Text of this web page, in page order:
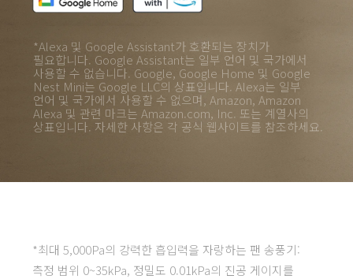
*Alexa 및 Google Assistant가 호환되는 장치가
필요합니다. Google Assistant는 일부 언어 및 국가에서
사용할 수 없습니다. Google, Google Home 및 Google
Nest Mini는 Google LLC의 상표입니다. Alexa는 일부
언어 및 국가에서 사용할 수 없으며, Amazon, Amazon
Alexa 및 관련 마크는 Amazon.com, Inc. 또는 계열사의
상표입니다. 자세한 사항은 각 공식 웹사이트를 참조하세요.
*최대 5,000Pa의 강력한 흡입력을 자랑하는 팬 송풍기:
측정 범위 0~35kPa, 정밀도 0.01kPa의 진공 게이지를